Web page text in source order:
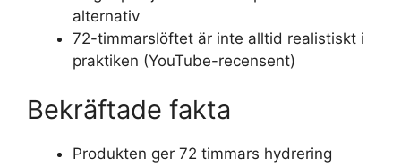
alternativ
72-timmarslöftet är inte alltid realistiskt i
praktiken (YouTube-recensent)
Bekräftade fakta
Produkten ger 72 timmars hydrering